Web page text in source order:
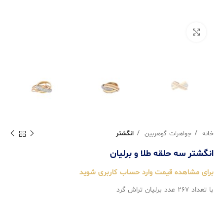
خانه جواهرات گوهربین انگشتر
انگشتر سه حلقه طلا و برلیان
برای مشاهده قیمت وارد حساب کاربری شوید
با تعداد ۲۶۷ عدد برلیان تراش گرد